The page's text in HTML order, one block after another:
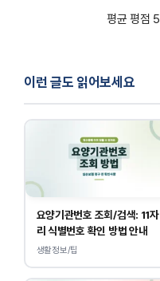
평균 평점 5
이런 글도 읽어보세요
요양기관번호 조회/검색: 11자
리 식별번호 확인 방법 안내
생활정보/팁